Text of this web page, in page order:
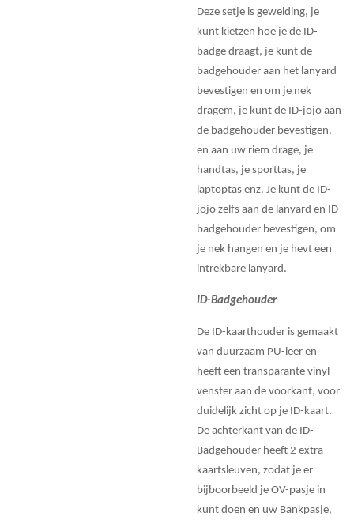
Deze setje is gewelding, je
kunt kietzen hoe je de ID-
badge draagt, je kunt de
badgehouder aan het lanyard
bevestigen en om je nek
dragem, je kunt de ID-jojo aan
de badgehouder bevestigen,
en aan uw riem drage, je
handtas, je sporttas, je
laptoptas enz. Je kunt de ID-
jojo zelfs aan de lanyard en ID-
badgehouder bevestigen, om
je nek hangen en je hevt een
intrekbare lanyard.
ID-Badgehouder
De ID-kaarthouder is gemaakt
van duurzaam PU-leer en
heeft een transparante vinyl
venster aan de voorkant, voor
duidelijk zicht op je ID-kaart.
De achterkant van de ID-
Badgehouder heeft 2 extra
kaartsleuven, zodat je er
bijboorbeeld je OV-pasje in
kunt doen en uw Bankpasje,